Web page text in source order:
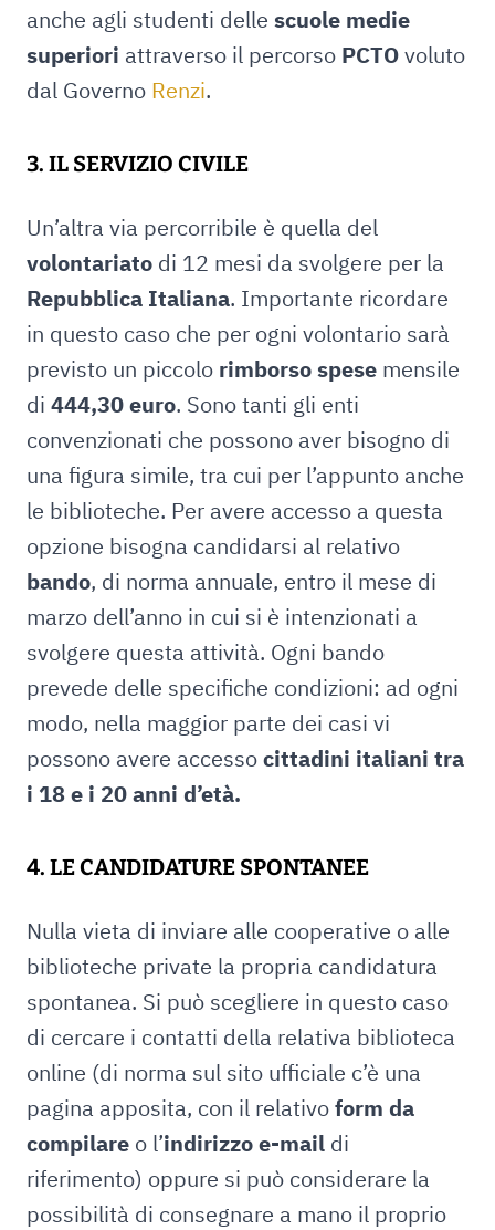
anche agli studenti delle scuole medie
superiori attraverso il percorso PCTOvoluto
dal Governo Renzi.
3. IL SERVIZIO CIVILE
Un’altra via percorribile è quella del
volontariato di 12 mesi da svolgere per la
Repubblica Italiana. Importante ricordare
in questo caso che per ogni volontario sarà
previsto un piccolo rimborso spese mensile
di 444,30 euro. Sono tanti gli enti
convenzionati che possono aver bisogno di
una figura simile, tra cui per l’appunto anche
le biblioteche. Per avere accesso a questa
opzione bisogna candidarsi al relativo
bando, di norma annuale, entro il mese di
marzo dell’anno in cui si è intenzionati a
svolgere questa attività. Ogni bando
prevede delle specifiche condizioni: ad ogni
modo, nella maggior parte dei casi vi
possono avere accessocittadini italiani tra
i 18 e i 20 anni d’età.
4. LE CANDIDATURE SPONTANEE
Nulla vieta di inviare alle cooperative o alle
biblioteche private la propria candidatura
spontanea. Si può scegliere in questo caso
di cercare i contatti della relativa biblioteca
online (di norma sul sito ufficiale c’è una
pagina apposita, con il relativoform da
compilare o l’indirizzo e-mail di
riferimento) oppure si può considerare la
possibilità di consegnare a mano il proprio